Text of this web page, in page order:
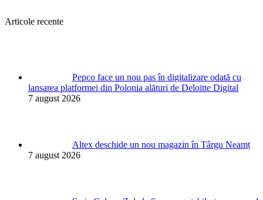
Articole recente
Pepco face un nou pas în digitalizare odată cu
lansarea platformei din Polonia alături de Deloitte Digital
7 august 2026
Altex deschide un nou magazin în Târgu Neamț
7 august 2026